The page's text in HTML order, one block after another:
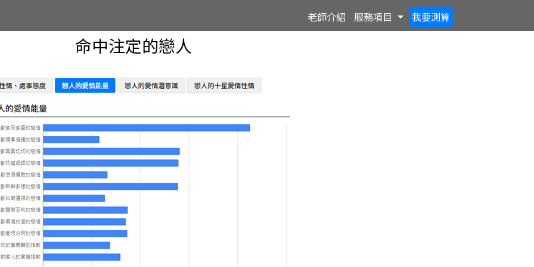
老師介紹 服務項目 Toggle Dropdown
我要測算
命中注定的戀人